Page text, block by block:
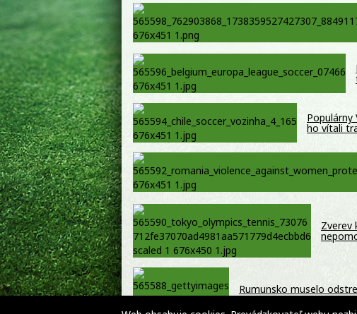
Populárny
ho vítali
Zverev
Rumunsko muselo
elektrárne – VIDEO